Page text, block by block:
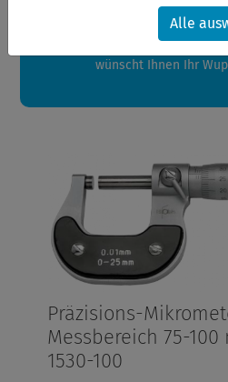
Ihre Bestellungen in diesem
24.08.2026
wünscht Ihnen Ihr
Präzisions-
Messbereich 75-100
1530-100
Alle